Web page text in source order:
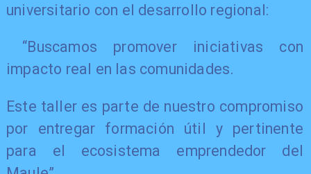
universitario con el desarrollo regional:
“Buscamos promover iniciativas con
impacto real en las comunidades.
Este taller es parte de nuestro compromiso
por entregar formación útil y pertinente
para el ecosistema emprendedor del